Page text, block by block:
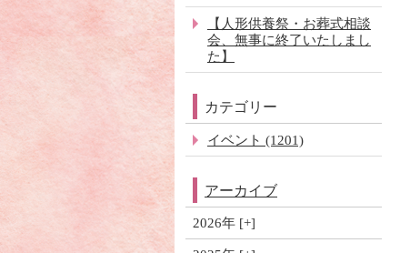
【人形供養祭・お葬式相談
会、無事に終了いたしまし
た】
カテゴリー
イベント (1201)
アーカイブ
2026年